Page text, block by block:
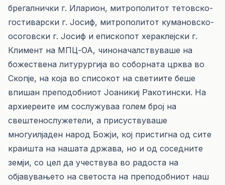
брегалнички г. Иларион, митрополитот тетовско-
гостиварски г. Јосиф, митрополитот кумановско-
осоговски г. Јосиф и епископот хераклејски г.
Климент на МПЦ-ОА, чиноначалствуваше на
божествена литурургија во соборната црква во
Скопје, на која во списокот на светиите беше
впишан преподобниот Јоаникиј Ракотински. На
архиереите им сослужуваа голем број на
свештенослужетели, а присуствуваше
многуилјаден народ Божји, кој пристигна од сите
краишта на нашата држава, но и од соседните
земји, со цел да учествува во радоста на
објавувањето на светоста на преподобниот наш